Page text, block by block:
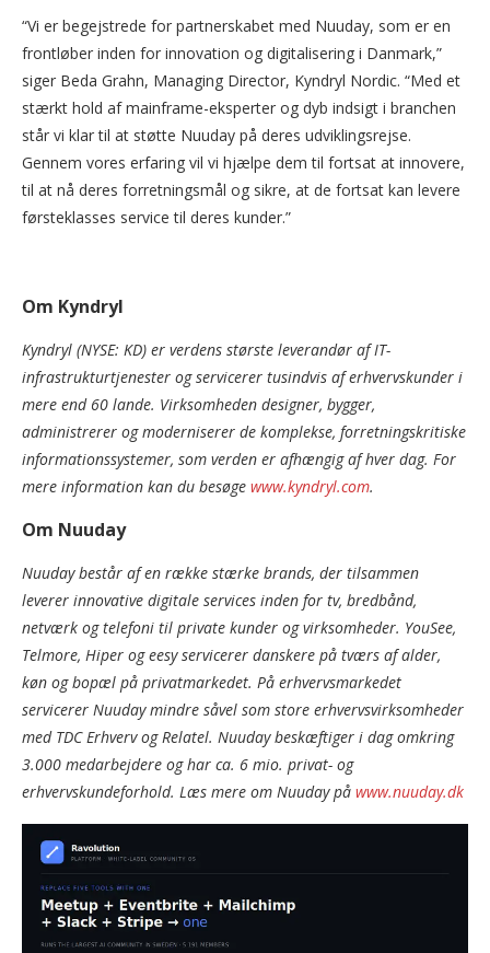
“Vi er begejstrede for partnerskabet med Nuuday, som er en
frontløber inden for innovation og digitalisering i Danmark,”
siger Beda Grahn, Managing Director, Kyndryl Nordic. “Med et
stærkt hold af mainframe-eksperter og dyb indsigt i branchen
står vi klar til at støtte Nuuday på deres udviklingsrejse.
Gennem vores erfaring vil vi hjælpe dem til fortsat at innovere,
til at nå deres forretningsmål og sikre, at de fortsat kan levere
førsteklasses service til deres kunder.”
Om Kyndryl
Kyndryl (NYSE: KD) er verdens største leverandør af IT-
infrastrukturtjenester og servicerer tusindvis af erhvervskunder i
mere end 60 lande. Virksomheden designer, bygger,
administrerer og moderniserer de komplekse, forretningskritiske
informationssystemer, som verden er afhængig af hver dag. For
mere information kan du besøge www.kyndryl.com.
Om Nuuday
Nuuday består af en række stærke brands, der tilsammen
leverer innovative digitale services inden for tv, bredbånd,
netværk og telefoni til private kunder og virksomheder. YouSee,
Telmore, Hiper og eesy servicerer danskere på tværs af alder,
køn og bopæl på privatmarkedet. På erhvervsmarkedet
servicerer Nuuday mindre såvel som store erhvervsvirksomheder
med TDC Erhverv og Relatel. Nuuday beskæftiger i dag omkring
3.000 medarbejdere og har ca. 6 mio. privat- og
erhvervskundeforhold. Læs mere om Nuuday på www.nuuday.dk